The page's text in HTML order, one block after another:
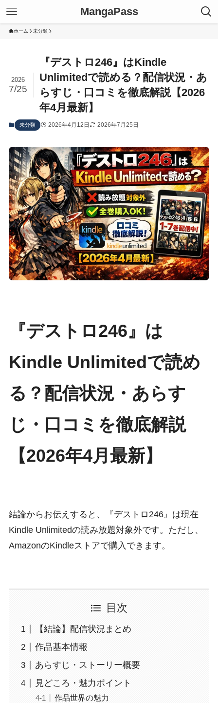
MangaPass
ホーム 未分類
『デストロ246』はKindle
Unlimitedで読める？配信状況・あ
らすじ・口コミを徹底解説【2026
年4月最新】
2026
7/25
未分類 2026年4月12日 2026年7月25日
『デストロ246』は
Kindle Unlimitedで読め
る？配信状況・あらす
じ・口コミを徹底解説
【2026年4月最新】
結論からお伝えすると、『デストロ246』は現在
Kindle Unlimitedの読み放題対象外です。ただし、
AmazonのKindleストアで購入できます。
目次
【結論】配信状況まとめ
作品基本情報
あらすじ・ストーリー概要
見どころ・魅力ポイント
作品世界の魅力